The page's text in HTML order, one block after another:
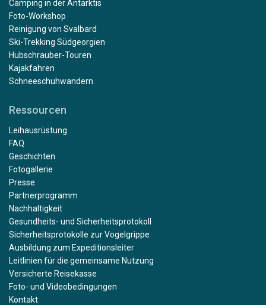
Camping in der Antarktis
Foto-Workshop
Reinigung von Svalbard
Ski-Trekking Südgeorgien
Hubschrauber-Touren
Kajakfahren
Schneeschuhwandern
Ressourcen
Leihausrüstung
FAQ
Geschichten
Fotogallerie
Presse
Partnerprogramm
Nachhaltigkeit
Gesundheits- und Sicherheitsprotokoll
Sicherheitsprotokolle zur Vogelgrippe
Ausbildung zum Expeditionsleiter
Leitlinien für die gemeinsame Nutzung
Versicherte Reisekasse
Foto- und Videobedingungen
Kontakt